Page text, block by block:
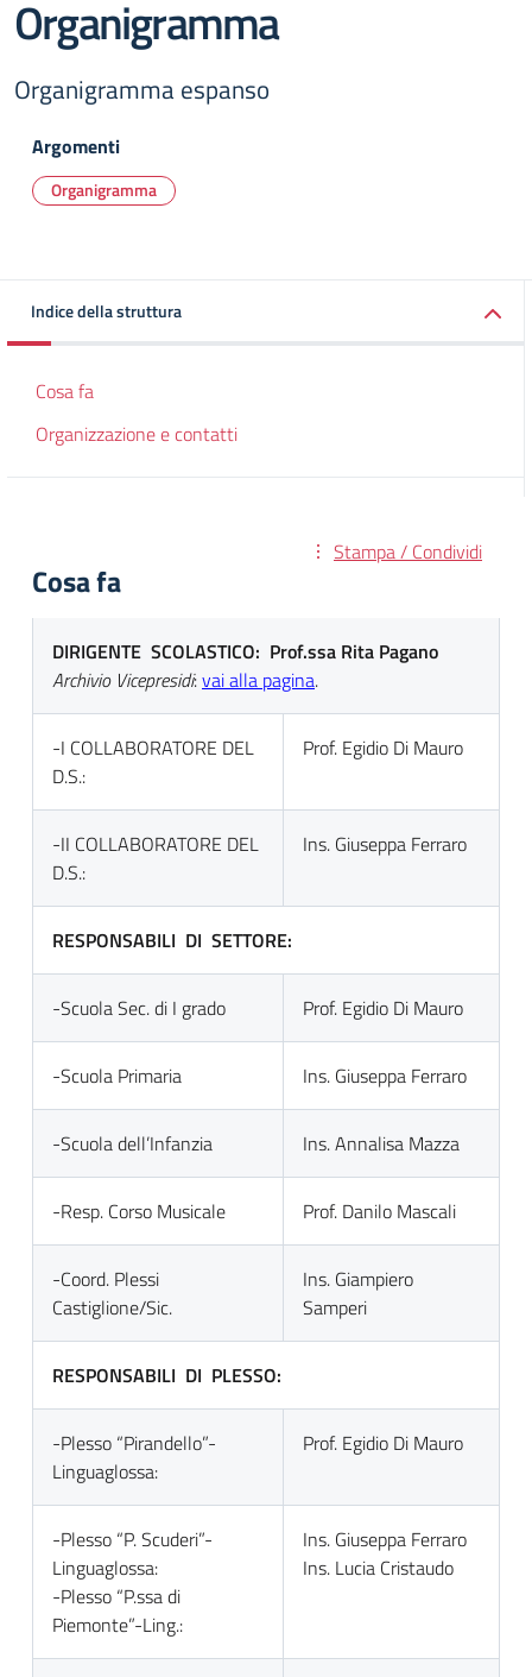
Organigramma
Organigramma espanso
Argomenti
Organigramma
Indice della struttura
Cosa fa
Organizzazione e contatti
Stampa / Condividi
Cosa fa
DIRIGENTE SCOLASTICO: Prof.ssa Rita Pagano
Archivio Vicepresidi:vai alla pagina.
-I COLLABORATORE DEL
D.S.:
Prof. Egidio Di Mauro
-II COLLABORATORE DEL
D.S.:
Ins. Giuseppa Ferraro
RESPONSABILI DI SETTORE:
-Scuola Sec. di I grado Prof. Egidio Di Mauro
-Scuola Primaria Ins. Giuseppa Ferraro
-Scuola dell’Infanzia Ins. Annalisa Mazza
-Resp. Corso Musicale Prof. Danilo Mascali
-Coord. Plessi
Castiglione/Sic.
Ins. Giampiero
Samperi
RESPONSABILI DI PLESSO:
-Plesso “Pirandello”-
Linguaglossa:
Prof. Egidio Di Mauro
-Plesso “P. Scuderi”-
Linguaglossa:
-Plesso “P.ssa di
Piemonte”-Ling.:
Ins. Giuseppa Ferraro
Ins. Lucia Cristaudo